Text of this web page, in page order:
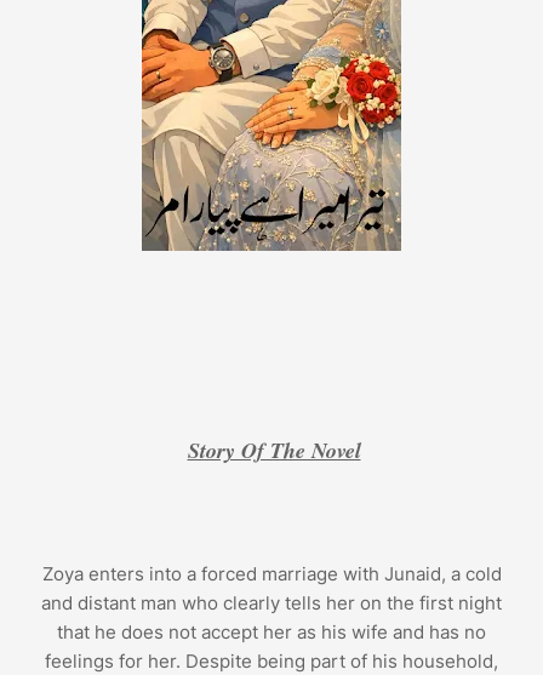
Story Of The Novel
Zoya enters into a forced marriage with Junaid, a cold
and distant man who clearly tells her on the first night
that he does not accept her as his wife and has no
feelings for her. Despite being part of his household,